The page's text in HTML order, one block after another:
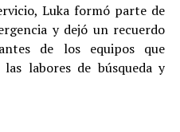
Luka formó parte de
y dejó un recuerdo
de los equipos que
labores de búsqueda y